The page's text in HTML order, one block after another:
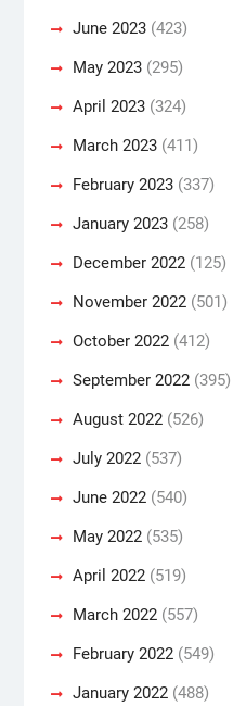
June 2023(423)
May 2023(295)
April 2023(324)
March 2023(411)
February 2023(337)
January 2023(258)
December 2022(125)
November 2022(501)
October 2022(412)
September 2022(395)
August 2022(526)
July 2022(537)
June 2022(540)
May 2022(535)
April 2022(519)
March 2022(557)
February 2022(549)
January 2022(488)